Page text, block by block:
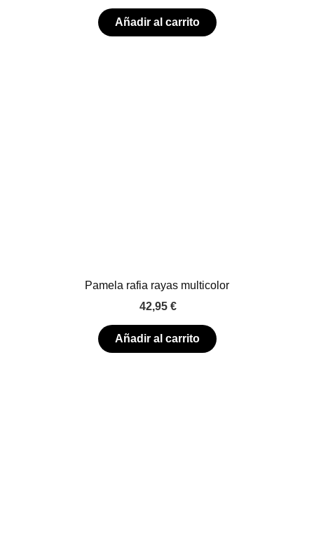
Añadir al carrito
Pamela rafia rayas multicolor
42,95 €
Añadir al carrito